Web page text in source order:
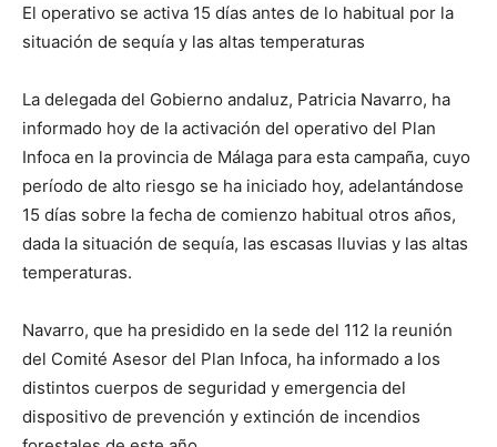
El operativo se activa 15 días antes de lo habitual por la
situación de sequía y las altas temperaturas
La delegada del Gobierno andaluz, Patricia Navarro, ha
informado hoy de la activación del operativo del Plan
Infoca en la provincia de Málaga para esta campaña, cuyo
período de alto riesgo se ha iniciado hoy, adelantándose
15 días sobre la fecha de comienzo habitual otros años,
dada la situación de sequía, las escasas lluvias y las altas
temperaturas.
Navarro, que ha presidido en la sede del 112 la reunión
del Comité Asesor del Plan Infoca, ha informado a los
distintos cuerpos de seguridad y emergencia del
dispositivo de prevención y extinción de incendios